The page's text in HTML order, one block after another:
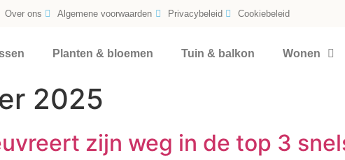
Over ons Algemene voorwaarden Privacybeleid Cookiebeleid
Planten & bloemen Tuin & balkon Wonen
2025
zijn weg in de top 3